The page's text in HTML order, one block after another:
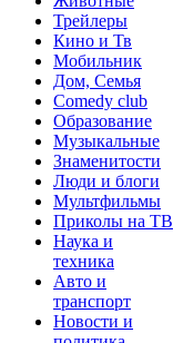
Трейлеры
Кино и Тв
Мобильник
Дом, Семья
Comedy club
Образование
Музыкальные
Знаменитости
Люди и блоги
Мультфильмы
Приколы на ТВ
Наука и
техника
Авто и
транспорт
Новости и